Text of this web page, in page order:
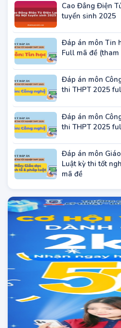
Cao Đẳng Điện
tuyển sinh 2025
Đáp án môn Tin
Full mã đề (tham
Đáp án môn
thi THPT 2025
Đáp án môn
thi THPT 2025
Đáp án môn
Luật kỳ thi tốt
mã đề